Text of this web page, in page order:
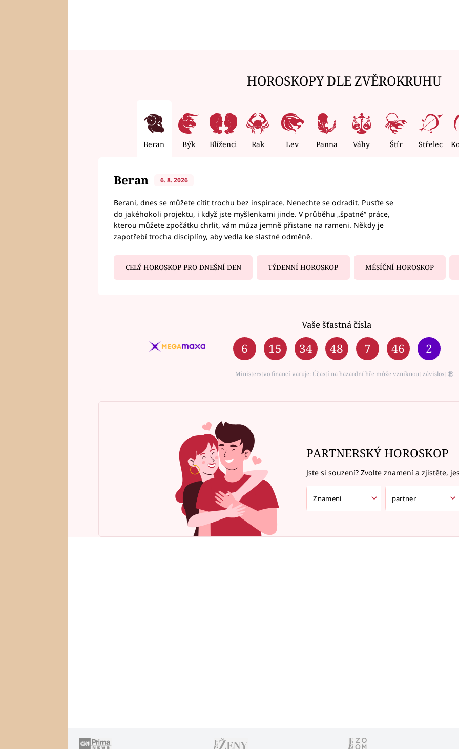
HOROSKOPY DLE ZVĚROKRUHU
Beran Býk Blíženci Rak Lev Panna Váhy Štír Střelec
Beran 6. 8. 2026
Berani, dnes se můžete cítit trochu bez inspirace. Nenechte se odradit. Pusťte se
do jakéhokoli projektu, i když jste myšlenkami jinde. V průběhu „špatné“ práce,
kterou můžete zpočátku chrlit, vám múza jemně přistane na rameni. Někdy je
zapotřebí trocha disciplíny, aby vedla ke slastné odměně.
CELÝ HOROSKOP PRO DNEŠNÍ DEN TÝDENNÍ HOROSKOP MĚSÍČNÍ HOROSKOP
Vaše šťastná čísla
6 15 34 48 7 46 2
Ministerstvo financí varuje: Účastí na hazardní hře může vzniknout závislost ⑱
PARTNERSKÝ HOROSKOP
Jste si souzení? Zvolte znamení a zjistěte,